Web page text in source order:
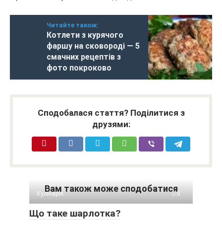
Читайте також:
Котлети з курячого
фаршу на сковороді — 5
смачних рецептів з
фото покроково
Сподобалася стаття? Поділитися з
друзями:
Вам також може сподобатися
Кулінарія 0
Що таке шарлотка?